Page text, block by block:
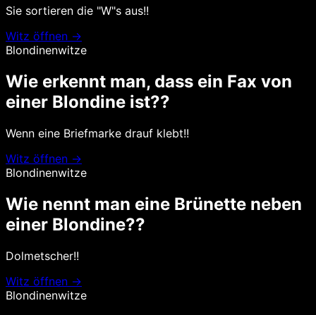
Sie sortieren die "W"s aus!!
Witz öffnen →
Blondinenwitze
Wie erkennt man, dass ein Fax von
einer Blondine ist??
Wenn eine Briefmarke drauf klebt!!
Witz öffnen →
Blondinenwitze
Wie nennt man eine Brünette neben
einer Blondine??
Dolmetscher!!
Witz öffnen →
Blondinenwitze